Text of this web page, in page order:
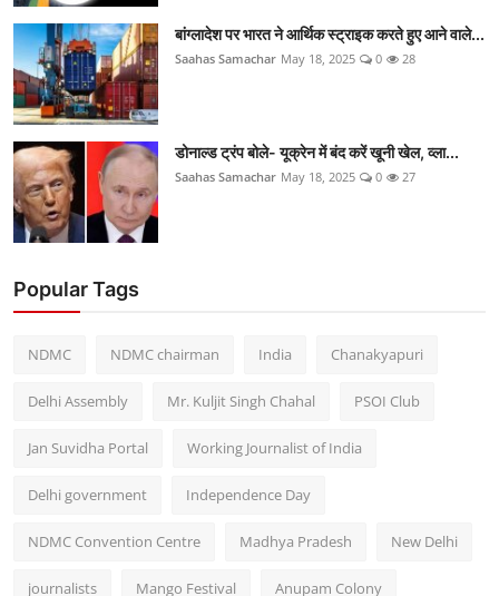
बांग्लादेश पर भारत ने आर्थिक स्ट्राइक करते हुए आने वाले...
Saahas Samachar May 18, 2025 0 28
डोनाल्ड ट्रंप बोले- यूक्रेन में बंद करें खूनी खेल, व्ला...
Saahas Samachar May 18, 2025 0 27
Popular Tags
NDMC NDMC chairman India Chanakyapuri
Delhi Assembly Mr. Kuljit Singh Chahal PSOI Club
Jan Suvidha Portal Working Journalist of India
Delhi government Independence Day
NDMC Convention Centre Madhya Pradesh New Delhi
journalists Mango Festival Anupam Colony